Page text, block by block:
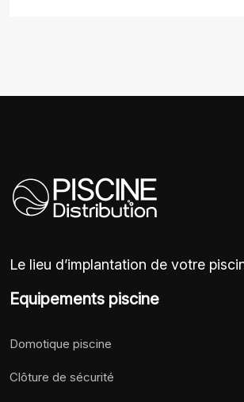
Le lieu d’implantation de votre
Equipements piscine
Domotique piscine
Clôture de sécurité